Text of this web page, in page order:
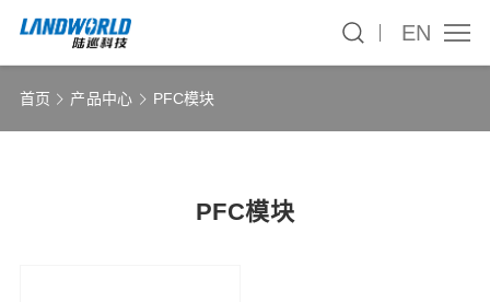
EN
首页 产品中心 PFC模块
PFC模块